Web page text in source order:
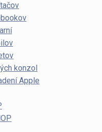
konzol
Apple